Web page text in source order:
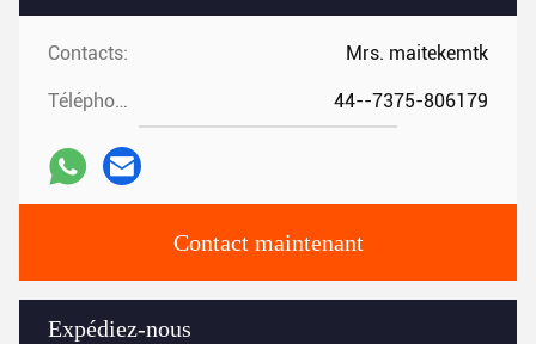
Contacts: Mrs. maitekemtk
Téléphone: 44--7375-806179
Contact maintenant
Expédiez-nous